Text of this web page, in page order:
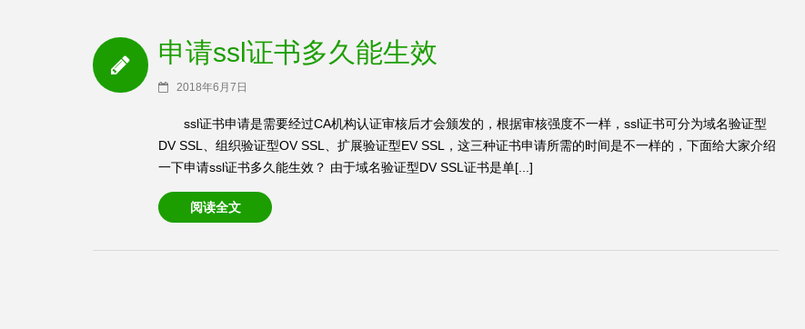
申请ssl证书多久能生效
2018年6月7日
ssl证书申请是需要经过CA机构认证审核后才会颁发的，根据审核强度不一样，ssl证书可分为域名验证型
DV SSL、组织验证型OV SSL、扩展验证型EV SSL，这三种证书申请所需的时间是不一样的，下面给大家介绍
一下申请ssl证书多久能生效？ 由于域名验证型DV SSL证书是单[...]
阅读全文